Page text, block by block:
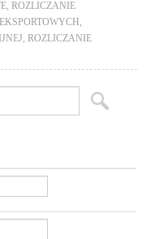
ROZLICZANIE
ROZLICZANIE